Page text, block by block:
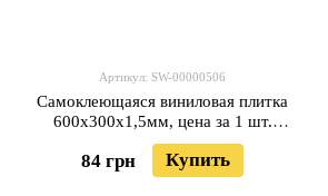
Артикул: SW-00000506
Самоклеющаяся виниловая плитка
600х300х1,5мм, цена за 1 шт.
(СВП-117) Глянец SW-00000506
84 грн Купить